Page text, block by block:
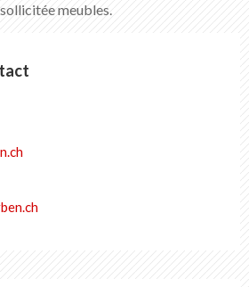
meubles.
.ch
.ch